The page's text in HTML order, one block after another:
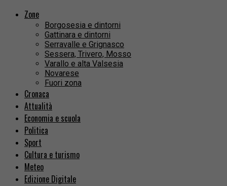
Zone
Borgosesia e dintorni
Gattinara e dintorni
Serravalle e Grignasco
Sessera, Trivero, Mosso
Varallo e alta Valsesia
Novarese
Fuori zona
Cronaca
Attualità
Economia e scuola
Politica
Sport
Cultura e turismo
Meteo
Edizione Digitale